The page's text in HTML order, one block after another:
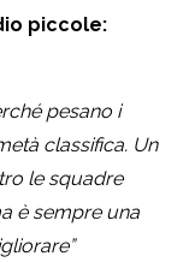
piccole:
pesano i
classifica. Un
le squadre
è sempre una